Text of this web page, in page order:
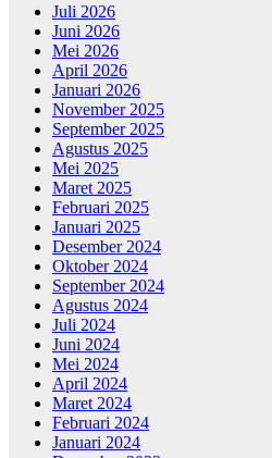
Juli 2026
Juni 2026
Mei 2026
April 2026
Januari 2026
November 2025
September 2025
Agustus 2025
Mei 2025
Maret 2025
Februari 2025
Januari 2025
Desember 2024
Oktober 2024
September 2024
Agustus 2024
Juli 2024
Juni 2024
Mei 2024
April 2024
Maret 2024
Februari 2024
Januari 2024